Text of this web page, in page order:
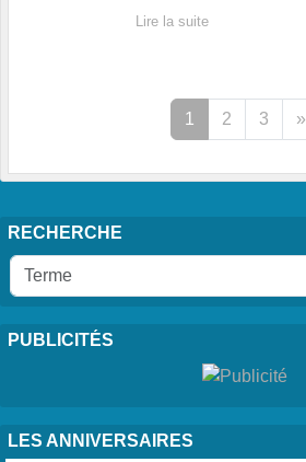
Lire la suite
1 2 3 »
RECHERCHE
PUBLICITÉS
LES ANNIVERSAIRES